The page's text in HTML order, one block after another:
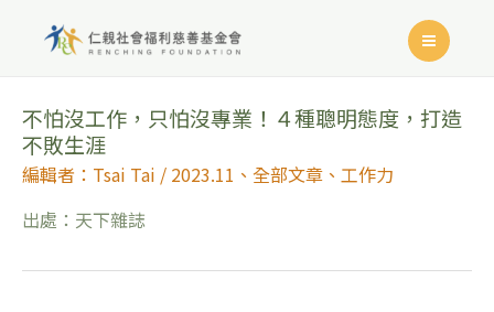
不怕沒工作，只怕沒專業！４種聰明態度，打造
不敗生涯
編輯者：Tsai Tai / 2023.11 、 全部文章 、 工作力
出處：天下雜誌